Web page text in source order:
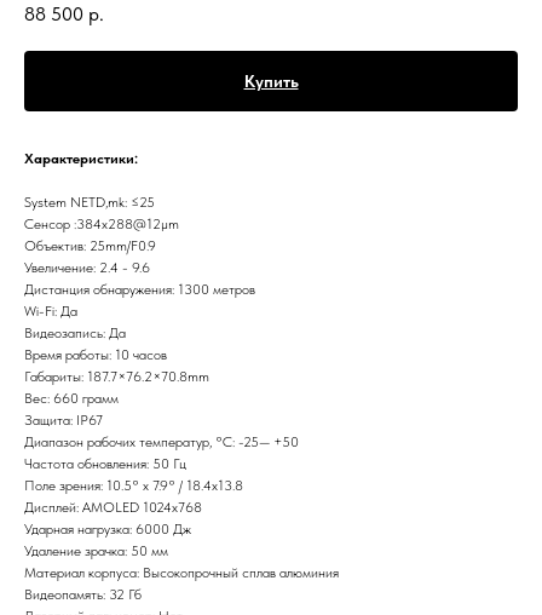
88 500 р.
Купить
Xарактеристики:
System NETD,mk: ≤25
Сенсор :384x288@12µm
Объектив: 25mm/F0.9
Увеличение: 2.4 - 9.6
Дистанция обнаружения: 1300 метров
Wi-Fi: Да
Видеозапись: Да
Время работы: 10 часов
Габариты: 187.7×76.2×70.8mm
Вес: 660 грамм
Защита: IP67
Диапазон рабочих температур, °С: -25— +50
Частота обновления: 50 Гц
Поле зрения: 10.5° x 7.9° / 18.4x13.8
Дисплей: AMOLED 1024x768
Ударная нагрузка: 6000 Дж
Удаление зрачка: 50 мм
Материал корпуса: Высокопрочный сплав алюминия
Видеопамять: 32 Гб